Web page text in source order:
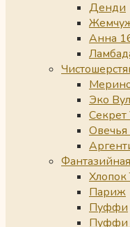
Денди
Анна
Эко Вул
Секрет
Хлопок
Париж
Пуффи
Пуффи